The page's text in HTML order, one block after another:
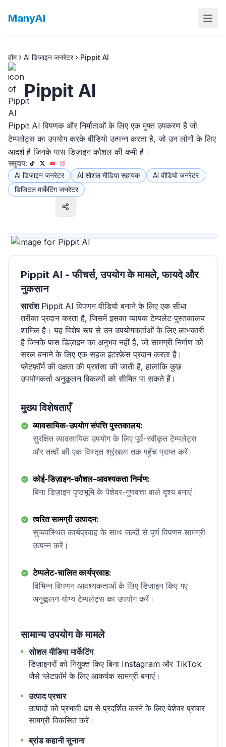
ManyAI
होम AI डिज़ाइन जनरेटर Pippit AI
Pippit AI
Pippit AI विपणक और निर्माताओं के लिए एक मुफ्त उपकरण है जो
टेम्पलेट्स का उपयोग करके वीडियो उत्पन्न करता है, जो उन लोगों के लिए
आदर्श है जिनके पास डिज़ाइन कौशल की कमी है।
समुदाय:
AI डिज़ाइन जनरेटर
AI सोशल मीडिया सहायक
AI वीडियो जनरेटर
डिजिटल मार्केटिंग जनरेटर
Pippit AI - फीचर्स, उपयोग के मामले, फायदे और
नुकसान
सारांशPippit AI विपणन वीडियो बनाने के लिए एक सीधा
तरीका प्रदान करता है, जिसमें इसका व्यापक टेम्पलेट पुस्तकालय
शामिल है। यह विशेष रूप से उन उपयोगकर्ताओं के लिए लाभकारी
है जिनके पास डिज़ाइन का अनुभव नहीं है, जो सामग्री निर्माण को
सरल बनाने के लिए एक सहज इंटरफ़ेस प्रदान करता है।
प्लेटफ़ॉर्म की दक्षता की प्रशंसा की जाती है, हालांकि कुछ
उपयोगकर्ता अनुकूलन विकल्पों को सीमित पा सकते हैं।
मुख्य विशेषताएँ
व्यावसायिक-उपयोग संपत्ति पुस्तकालय:
सुरक्षित व्यावसायिक उपयोग के लिए पूर्व-स्वीकृत टेम्पलेट्स
और तत्वों की एक विस्तृत श्रृंखला तक पहुँच प्राप्त करें।
कोई-डिज़ाइन-कौशल-आवश्यकता निर्माण:
बिना डिज़ाइन पृष्ठभूमि के पेशेवर-गुणवत्ता वाले दृश्य बनाएं।
त्वरित सामग्री उत्पादन:
सुव्यवस्थित कार्यप्रवाह के साथ जल्दी से पूर्ण विपणन सामग्री
उत्पन्न करें।
टेम्पलेट-चालित कार्यप्रवाह:
विभिन्न विपणन आवश्यकताओं के लिए डिज़ाइन किए गए
अनुकूलन योग्य टेम्पलेट्स का उपयोग करें।
सामान्य उपयोग के मामले
सोशल मीडिया मार्केटिंग
डिज़ाइनरों को नियुक्त किए बिना Instagram और TikTok
जैसे प्लेटफ़ॉर्म के लिए आकर्षक सामग्री बनाएं।
उत्पाद प्रचार
उत्पादों को प्रभावी ढंग से प्रदर्शित करने के लिए पेशेवर प्रचार
सामग्री विकसित करें।
ब्रांड कहानी सुनाना